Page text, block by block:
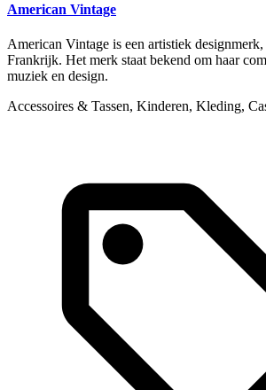
American Vintage
American Vintage is een artistiek
Frankrijk. Het merk staat bekend om haar
muziek en design.
Accessoires & Tassen, Kinderen, Kleding,